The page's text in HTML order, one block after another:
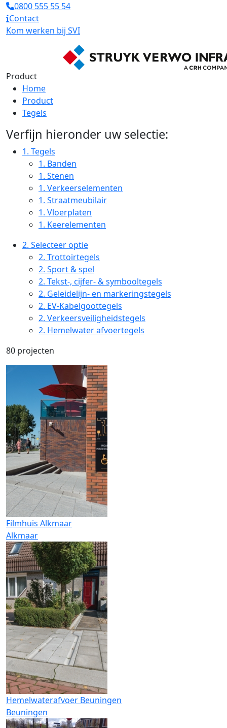
0800 555 55 54
Contact
Kom werken bij SVI
Product
Home
Product
Tegels
Verfijn hieronder uw selectie:
1. Tegels
1. Banden
1. Stenen
1. Verkeerselementen
1. Straatmeubilair
1. Vloerplaten
1. Keerelementen
2. Selecteer optie
2. Trottoirtegels
2. Sport & spel
2. Tekst-, cijfer- & symbooltegels
2. Geleidelijn- en markeringstegels
2. EV-Kabelgoottegels
2. Verkeersveiligheidstegels
2. Hemelwater afvoertegels
80 projecten
Filmhuis Alkmaar
Alkmaar
Hemelwaterafvoer Beuningen
Beuningen